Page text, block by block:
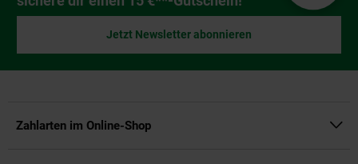
Jetzt Newsletter abonnieren
Zahlarten im Online-Shop